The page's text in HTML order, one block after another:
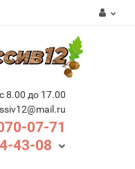
8.00 до 17.00
07-71
43-08